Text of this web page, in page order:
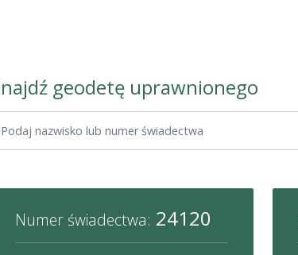
geodetę uprawnionego
Numer świadectwa: 24120